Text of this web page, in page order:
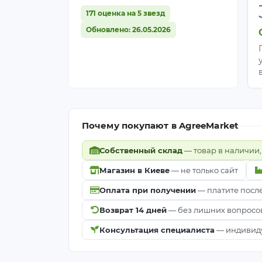
1. Нужно ли снимать агроволокно
Нет. Благодаря высокой
воздухообмен и предотвращает
2. На какую температуру
Оно обеспечивает эффективную
При соблюдении правил бережного
4. В чем главное отличие
Это самая высокая прочность и
каркасных конструкциях, теплицах
5. Защищает ли агроволокно 50 от
Да, защищает. Высокая плотность
надежную защиту от механических
171 оценка на 5 звезд
Обновлено: 26.05.2026
Почему покупают в AgreeMarket
Собственный склад— товар в наличии,
Магазин в Киеве— не только сайт
Оплата при получении— платите
Возврат 14 дней— без лишних
Консультация специалиста —